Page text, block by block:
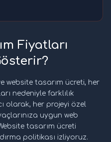
Fiyatları
website tasarım ücreti, her
nedeniyle farklılık
olarak, her projeyi özel
uygun web
tasarım ücreti
politikası izliyoruz.